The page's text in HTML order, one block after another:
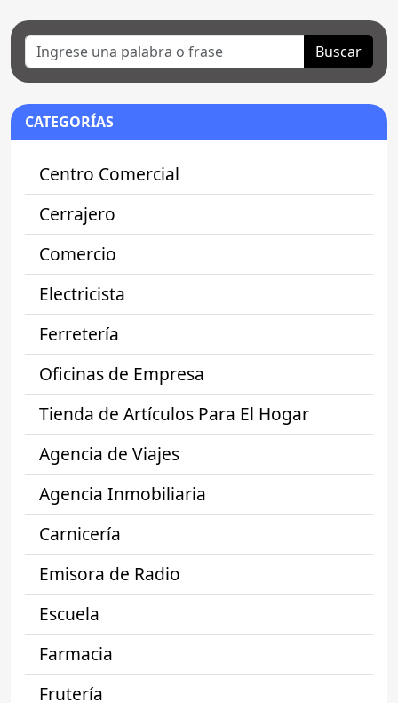
Buscar
CATEGORÍAS
Centro Comercial
Cerrajero
Comercio
Electricista
Ferretería
Oficinas de Empresa
Tienda de Artículos Para El Hogar
Agencia de Viajes
Agencia Inmobiliaria
Carnicería
Emisora de Radio
Escuela
Farmacia
Frutería